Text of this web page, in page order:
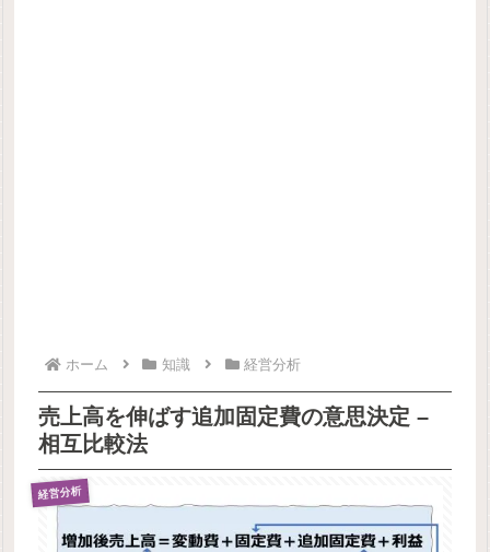
ホーム 知識 経営分析
売上高を伸ばす追加固定費の意思決定 –
相互比較法
経営分析